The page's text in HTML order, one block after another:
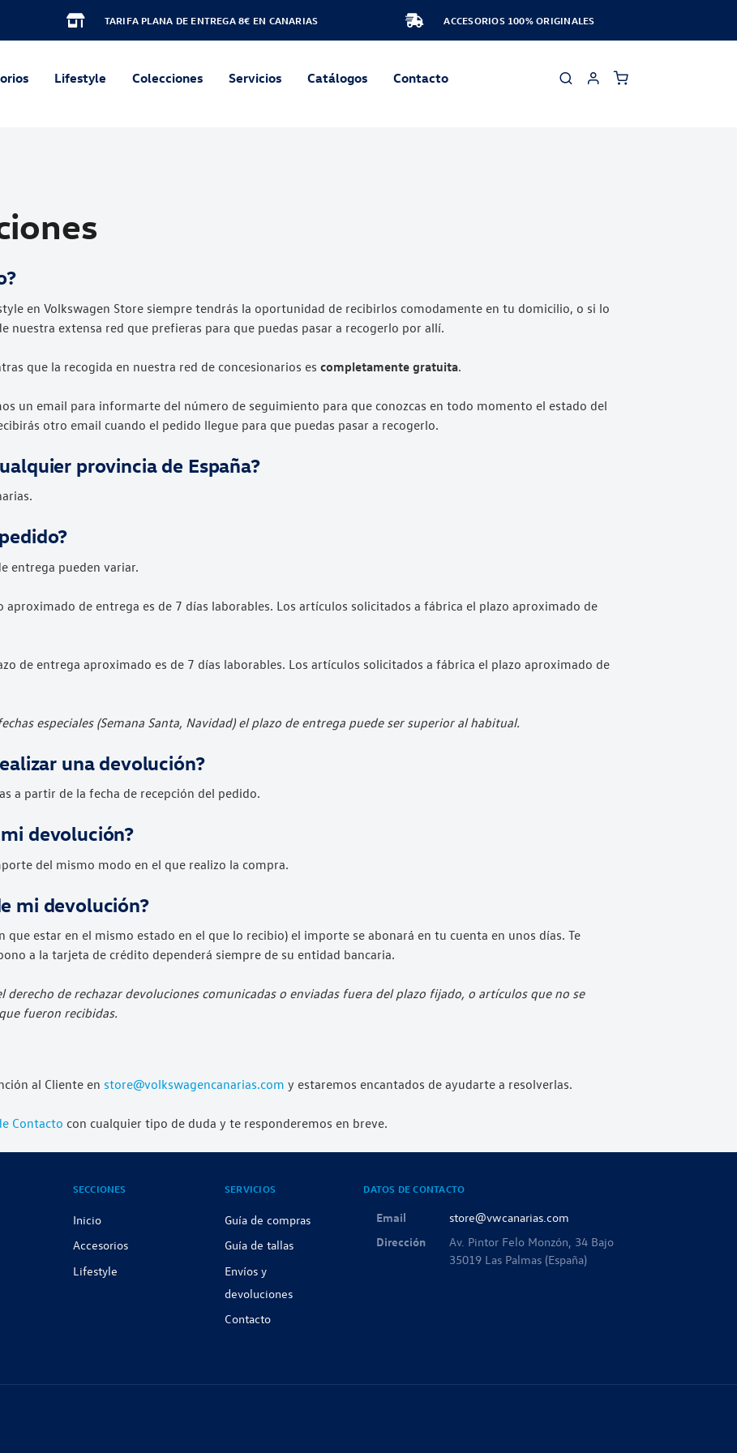
TARIFA PLANA DE ENTREGA 8€ EN CANARIAS ACCESORIOS 100% ORIGINALES
Lifestyle Colecciones Servicios Catálogos Contacto
en Volkswagen Store siempre tendrás la oportunidad de recibirlos comodamente en tu domicilio, o si lo
nuestra extensa red que prefieras para que puedas pasar a recogerlo por allí.
que la recogida en nuestra red de concesionarios es completamente gratuita.
un email para informarte del número de seguimiento para que conozcas en todo momento el estado del
otro email cuando el pedido llegue para que puedas pasar a recogerlo.
provincia de España?
entrega pueden variar.
aproximado de entrega es de 7 días laborables. Los artículos solicitados a fábrica el plazo aproximado de
de entrega aproximado es de 7 días laborables. Los artículos solicitados a fábrica el plazo aproximado de
especiales (Semana Santa, Navidad) el plazo de entrega puede ser superior al habitual.
una devolución?
a partir de la fecha de recepción del pedido.
devolución?
del mismo modo en el que realizo la compra.
mi devolución?
estar en el mismo estado en el que lo recibio) el importe se abonará en tu cuenta en unos días. Te
a la tarjeta de crédito dependerá siempre de su entidad bancaria.
derecho de rechazar devoluciones comunicadas o enviadas fuera del plazo fijado, o artículos que no se
fueron recibidas.
al Cliente en store@volkswagencanarias.com y estaremos encantados de ayudarte a resolverlas.
Contacto con cualquier tipo de duda y te responderemos en breve.
SECCIONES
Inicio
Accesorios
Lifestyle
SERVICIOS
Guía de compras
Guía de tallas
Envíos y
devoluciones
Contacto
DATOS DE CONTACTO
Email
store@vwcanarias.com
Dirección
Av. Pintor Felo Monzón, 34 Bajo
35019 Las Palmas (España)